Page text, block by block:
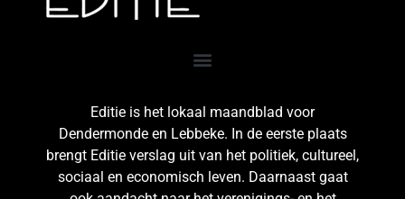
Editie is het lokaal maandblad voor
Dendermonde en Lebbeke. In de eerste plaats
brengt Editie verslag uit van het politiek, cultureel,
sociaal en economisch leven. Daarnaast gaat